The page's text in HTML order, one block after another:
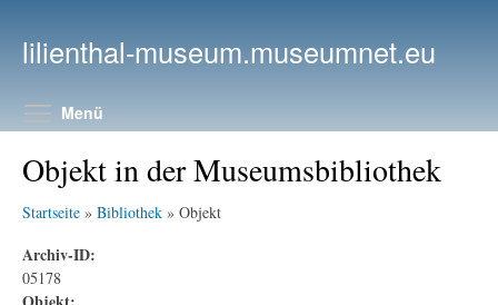
lilienthal-museum.museumnet.eu
Menü
Objekt in der Museumsbibliothek
Startseite » Bibliothek » Objekt
Archiv-ID:
05178